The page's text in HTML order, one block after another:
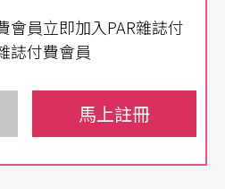
區主辦的「什麼是舞台：
主角。七月底的兩週，由
藝術主管劉祺豐所主持的
會員立即加入PAR雜誌付
誌付費會員
馬上註冊